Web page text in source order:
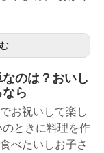
のは？おいし
ら
お祝いして楽し
ときに料理を作
べたいしお子さ